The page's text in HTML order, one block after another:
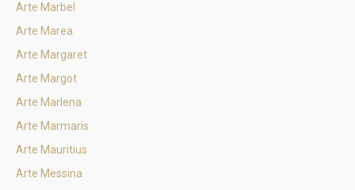
Arte Marbel
Arte Marea
Arte Margaret
Arte Margot
Arte Marlena
Arte Marmaris
Arte Mauritius
Arte Messina